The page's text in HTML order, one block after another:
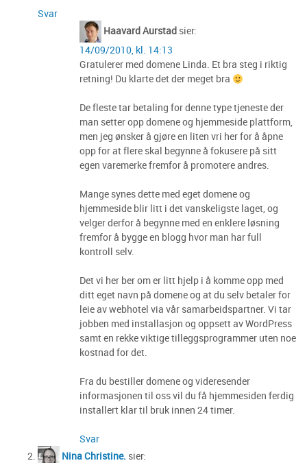
Svar
Haavard Aurstad sier:
14/09/2010, kl. 14:13
Gratulerer med domene Linda. Et bra steg i riktig
retning! Du klarte det der meget bra
De fleste tar betaling for denne type tjeneste der
man setter opp domene og hjemmeside plattform,
men jeg ønsker å gjøre en liten vri her for å åpne
opp for at flere skal begynne å fokusere på sitt
egen varemerke fremfor å promotere andres.
Mange synes dette med eget domene og
hjemmeside blir litt i det vanskeligste laget, og
velger derfor å begynne med en enklere løsning
fremfor å bygge en blogg hvor man har full
kontroll selv.
Det vi her ber om er litt hjelp i å komme opp med
ditt eget navn på domene og at du selv betaler for
leie av webhotel via vår samarbeidspartner. Vi tar
jobben med installasjon og oppsett av WordPress
samt en rekke viktige tilleggsprogrammer uten noe
kostnad for det.
Fra du bestiller domene og videresender
informasjonen til oss vil du få hjemmesiden ferdig
installert klar til bruk innen 24 timer.
Svar
Nina Christine. sier: